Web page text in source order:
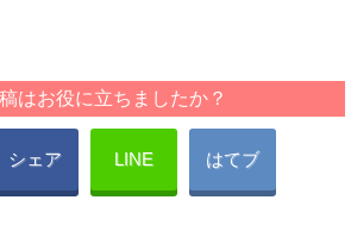
はお役に立ちましたか？
シェア LINE はてブ